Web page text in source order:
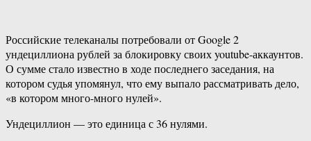
Российские телеканалы потребовали от Google 2
ундециллиона рублей за блокировку своих youtube-аккаунтов.
О сумме стало известно в ходе последнего заседания, на
котором судья упомянул, что ему выпало рассматривать дело,
«в котором много-много нулей».
Ундециллион — это единица с 36 нулями.